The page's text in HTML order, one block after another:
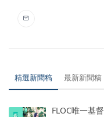
精選新聞稿 最新新聞稿
FLOC唯一基